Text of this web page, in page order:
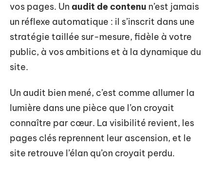
vos pages. Un audit de contenu n’est jamais
un réflexe automatique : il s’inscrit dans une
stratégie taillée sur-mesure, fidèle à votre
public, à vos ambitions et à la dynamique du
site.
Un audit bien mené, c’est comme allumer la
lumière dans une pièce que l’on croyait
connaître par cœur. La visibilité revient, les
pages clés reprennent leur ascension, et le
site retrouve l’élan qu’on croyait perdu.